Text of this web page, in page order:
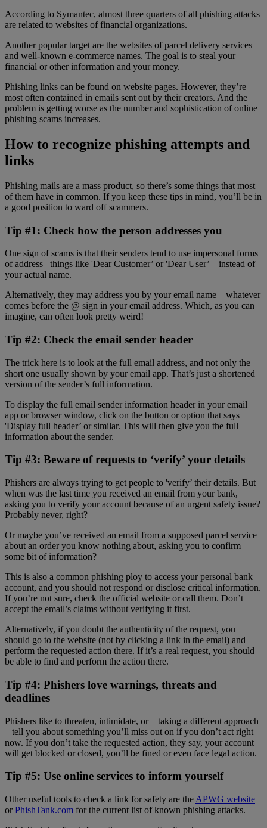
According to Symantec, almost three quarters of all phishing attacks
are related to websites of financial organizations.
Another popular target are the websites of parcel delivery services
and well-known e-commerce names. The goal is to steal your
financial or other information and your money.
Phishing links can be found on website pages. However, they’re
most often contained in emails sent out by their creators. And the
problem is getting worse as the number and sophistication of online
phishing scams increases.
How to recognize phishing attempts and
links
Phishing mails are a mass product, so there’s some things that most
of them have in common. If you keep these tips in mind, you’ll be in
a good position to ward off scammers.
Tip #1: Check how the person addresses you
One sign of scams is that their senders tend to use impersonal forms
of address –things like 'Dear Customer’ or 'Dear User’ – instead of
your actual name.
Alternatively, they may address you by your email name – whatever
comes before the @ sign in your email address. Which, as you can
imagine, can often look pretty weird!
Tip #2: Check the email sender header
The trick here is to look at the full email address, and not only the
short one usually shown by your email app. That’s just a shortened
version of the sender’s full information.
To display the full email sender information header in your email
app or browser window, click on the button or option that says
'Display full header’ or similar. This will then give you the full
information about the sender.
Tip #3: Beware of requests to ‘verify’ your details
Phishers are always trying to get people to 'verify’ their details. But
when was the last time you received an email from your bank,
asking you to verify your account because of an urgent safety issue?
Probably never, right?
Or maybe you’ve received an email from a supposed parcel service
about an order you know nothing about, asking you to confirm
some bit of information?
This is also a common phishing ploy to access your personal bank
account, and you should not respond or disclose critical information.
If you’re not sure, check the official website or call them. Don’t
accept the email’s claims without verifying it first.
Alternatively, if you doubt the authenticity of the request, you
should go to the website (not by clicking a link in the email) and
perform the requested action there. If it’s a real request, you should
be able to find and perform the action there.
Tip #4: Phishers love warnings, threats and
deadlines
Phishers like to threaten, intimidate, or – taking a different approach
– tell you about something you’ll miss out on if you don’t act right
now. If you don’t take the requested action, they say, your account
will get blocked or closed, you’ll be fined or even face legal action.
Tip #5: Use online services to inform yourself
Other useful tools to check a link for safety are the APWG website
orPhishTank.com for the current list of known phishing attacks.